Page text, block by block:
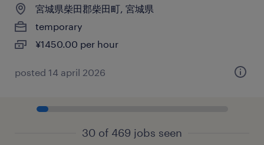
宮城県柴田郡柴田町, 宮城県
temporary
¥1450.00 per hour
posted 14 april 2026
30 of 469 jobs seen